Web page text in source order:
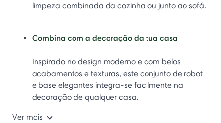
limpeza combinada da cozinha ou junto ao sofá.
Combina com a decoração da tua casa
Inspirado no design moderno e com belos
acabamentos e texturas, este conjunto de robot
e base elegantes integra-se facilmente na
decoração de qualquer casa.
Ver mais